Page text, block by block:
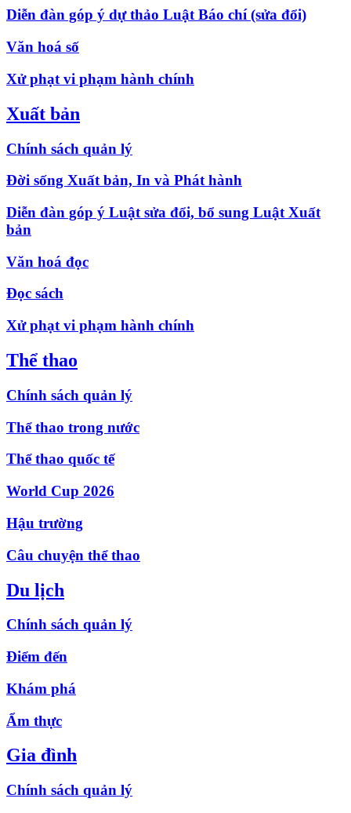
Diễn đàn góp ý dự thảo Luật Báo chí (sửa đổi)
Văn hoá số
Xử phạt vi phạm hành chính
Xuất bản
Chính sách quản lý
Đời sống Xuất bản, In và Phát hành
Diễn đàn góp ý Luật sửa đổi, bổ sung Luật Xuất
bản
Văn hoá đọc
Đọc sách
Xử phạt vi phạm hành chính
Thể thao
Chính sách quản lý
Thể thao trong nước
Thể thao quốc tế
World Cup 2026
Hậu trường
Câu chuyện thể thao
Du lịch
Chính sách quản lý
Điểm đến
Khám phá
Ẩm thực
Gia đình
Chính sách quản lý